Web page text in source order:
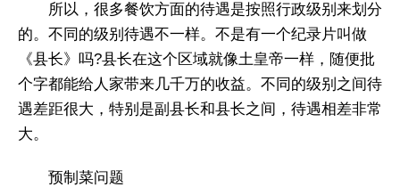
所以，很多餐饮方面的待遇是按照行政级别来划分
的。不同的级别待遇不一样。不是有一个纪录片叫做
《县长》吗?县长在这个区域就像土皇帝一样，随便批
个字都能给人家带来几千万的收益。不同的级别之间待
遇差距很大，特别是副县长和县长之间，待遇相差非常
大。
预制菜问题